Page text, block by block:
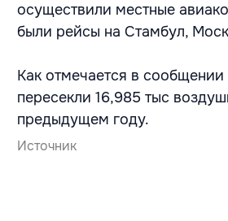
осуществили местные
были рейсы на Стамбул,
Как отмечается в
пересекли 16,985 тыс
предыдущем году.
Источник